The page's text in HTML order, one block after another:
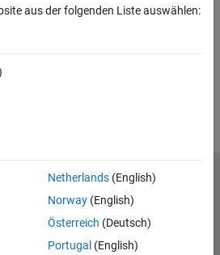
aus der folgenden Liste auswählen:
Netherlands(English)
Norway(English)
Österreich (Deutsch)
Portugal (English)
Datenschutz-Richtlinien
Status von Anwendungen
Inc.